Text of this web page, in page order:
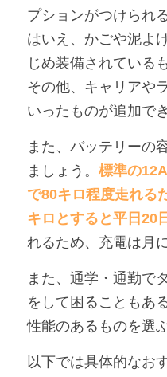
プションがつけられ
はいえ、かごや泥よ
じめ装備されている
その他、キャリアや
いったものが追加で
また、バッテリーの
ましょう。 標準の
で80キロ程度走れる
キロとすると平日20
れるため、充電は月
また、通学・通勤で
をして困ることもあ
性能のあるものを選
以下では具体的なお